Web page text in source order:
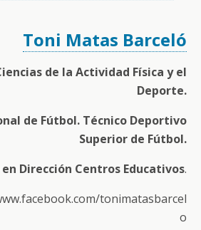
Toni Matas Barceló
de la Actividad Física y el
Deporte.
de Fútbol. Técnico Deportivo
Superior de Fútbol.
Dirección Centros Educativos.
tonimatasbarcel
o